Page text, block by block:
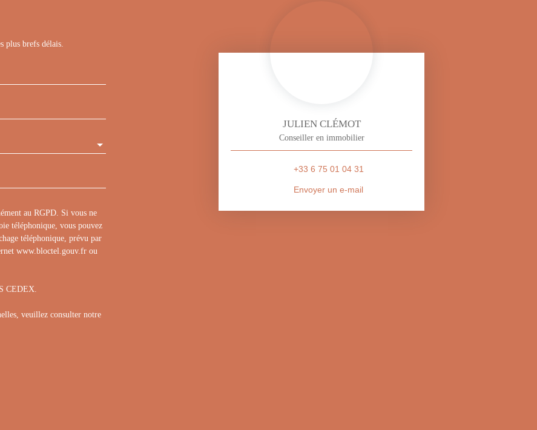
plus brefs délais.
au RGPD. Si vous ne
téléphonique, vous pouvez
téléphonique, prévu par
www.bloctel.gouv.fr ou
CEDEX.
veuillez consulter notre
JULIEN CLÉMOT
Conseiller en immobilier
+33 6 75 01 04 31
Envoyer un e-mail